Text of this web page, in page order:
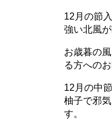
12月の節
強い北風
お歳暮の
る方への
12月の中
柚子で邪
す。